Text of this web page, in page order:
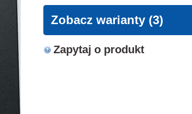
Zobacz warianty (3)
Zapytaj o produkt